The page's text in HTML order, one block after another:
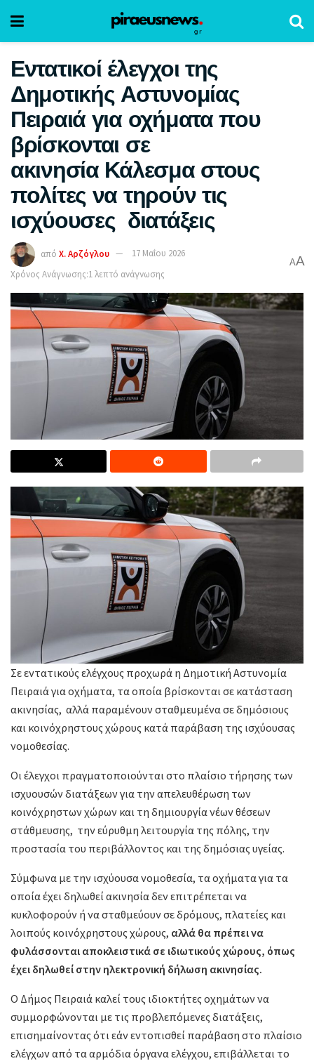
Εντατικοί έλεγχοι της
Δημοτικής Αστυνομίας
Πειραιά για οχήματα που
βρίσκονται σε
ακινησία Κάλεσμα στους
πολίτες να τηρούν τις
ισχύουσες διατάξεις
από Χ. Αρζόγλου
17 Μαΐου 2026
Χρόνος Ανάγνωσης:1 λεπτό ανάγνωσης
AA
Σε εντατικούς ελέγχους προχωρά η Δημοτική Αστυνομία
Πειραιά για οχήματα, τα οποία βρίσκονται σε κατάσταση
ακινησίας, αλλά παραμένουν σταθμευμένα σε δημόσιους
και κοινόχρηστους χώρους κατά παράβαση της ισχύουσας
νομοθεσίας.
Οι έλεγχοι πραγματοποιούνται στο πλαίσιο τήρησης των
ισχυουσών διατάξεων για την απελευθέρωση των
κοινόχρηστων χώρων και τη δημιουργία νέων θέσεων
στάθμευσης, την εύρυθμη λειτουργία της πόλης, την
προστασία του περιβάλλοντος και της δημόσιας υγείας.
Σύμφωνα με την ισχύουσα νομοθεσία, τα οχήματα για τα
οποία έχει δηλωθεί ακινησία δεν επιτρέπεται να
κυκλοφορούν ή να σταθμεύουν σε δρόμους, πλατείες και
λοιπούς κοινόχρηστους χώρους, αλλά θα πρέπει να
φυλάσσονται αποκλειστικά σε ιδιωτικούς χώρους, όπως
έχει δηλωθεί στην ηλεκτρονική δήλωση ακινησίας.
Ο Δήμος Πειραιά καλεί τους ιδιοκτήτες οχημάτων να
συμμορφώνονται με τις προβλεπόμενες διατάξεις,
επισημαίνοντας ότι εάν εντοπισθεί παράβαση στο πλαίσιο
ελέγχων από τα αρμόδια όργανα ελέγχου, επιβάλλεται το